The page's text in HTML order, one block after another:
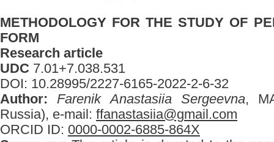
METHODOLOGY FOR THE STUDY OF
FORM
Research article
UDC 7.01+7.038.531
DOI: 10.28995/2227-6165-2022-2-6-32
Author: Farenik Anastasiia Sergeevna,
Russia), e-mail: ffanastasiia@gmail.com
ORCID ID: 0000-0002-6885-864X